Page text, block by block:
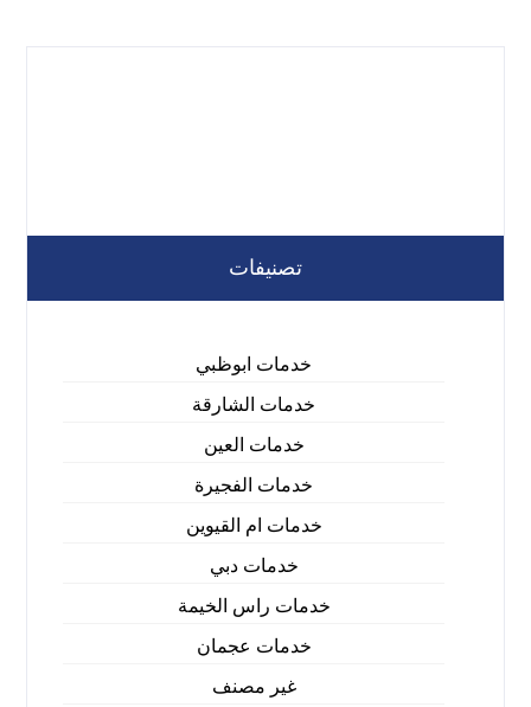
تصنيفات
خدمات ابوظبي
خدمات الشارقة
خدمات العين
خدمات الفجيرة
خدمات ام القيوين
خدمات دبي
خدمات راس الخيمة
خدمات عجمان
غير مصنف